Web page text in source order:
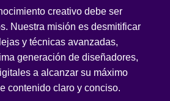
creativo debe ser
Nuestra misión es desmitificar
y técnicas avanzadas,
generación de diseñadores,
a alcanzar su máximo
contenido claro y conciso.